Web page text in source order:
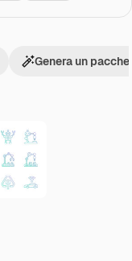
Genera un